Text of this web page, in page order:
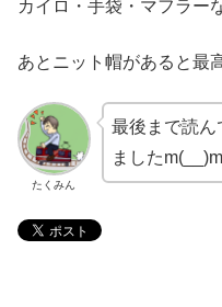
カイロ・手袋・マフラー
あとニット帽があると最
たくみん
最後まで読ん
ましたm(__)m